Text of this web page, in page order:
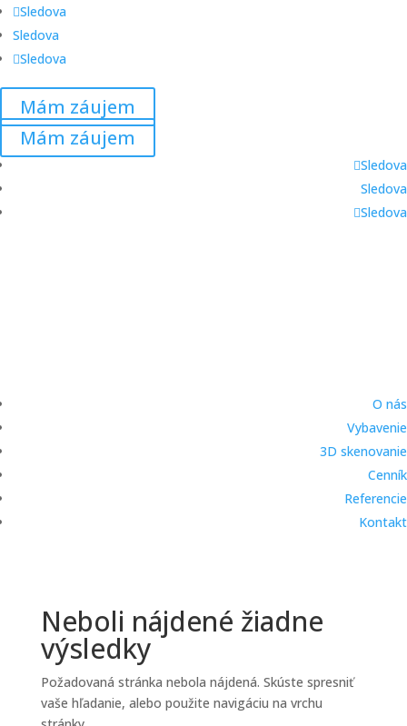
Sledova
Sledova
Sledova
Mám záujem
Mám záujem
Sledova
Sledova
Sledova
O nás
Vybavenie
3D skenovanie
Cenník
Referencie
Kontakt
Neboli nájdené žiadne
výsledky
Požadovaná stránka nebola nájdená. Skúste spresniť
vaše hľadanie, alebo použite navigáciu na vrchu